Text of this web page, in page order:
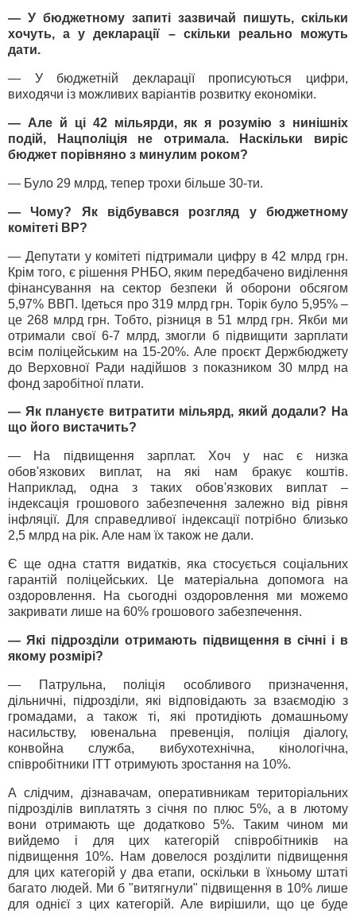
— У бюджетному запиті зазвичай пишуть, скільки
хочуть, а у декларації – скільки реально можуть
дати.
— У бюджетній декларації прописуються цифри,
виходячи із можливих варіантів розвитку економіки.
— Але й ці 42 мільярди, як я розумію з нинішніх
подій, Нацполіція не отримала. Наскільки виріс
бюджет порівняно з минулим роком?
— Було 29 млрд, тепер трохи більше 30-ти.
— Чому? Як відбувався розгляд у бюджетному
комітеті ВР?
— Депутати у комітеті підтримали цифру в 42 млрд грн.
Крім того, є рішення РНБО, яким передбачено виділення
фінансування на сектор безпеки й оборони обсягом
5,97% ВВП. Ідеться про 319 млрд грн. Торік було 5,95% –
це 268 млрд грн. Тобто, різниця в 51 млрд грн. Якби ми
отримали свої 6-7 млрд, змогли б підвищити зарплати
всім поліцейським на 15-20%. Але проєкт Держбюджету
до Верховної Ради надійшов з показником 30 млрд на
фонд заробітної плати.
— Як плануєте витратити мільярд, який додали? На
що його вистачить?
— На підвищення зарплат. Хоч у нас є низка
обов'язкових виплат, на які нам бракує коштів.
Наприклад, одна з таких обов'язкових виплат –
індексація грошового забезпечення залежно від рівня
інфляції. Для справедливої індексації потрібно близько
2,5 млрд на рік. Але нам їх також не дали.
Є ще одна стаття видатків, яка стосується соціальних
гарантій поліцейських. Це матеріальна допомога на
оздоровлення. На сьогодні оздоровлення ми можемо
закривати лише на 60% грошового забезпечення.
— Які підрозділи отримають підвищення в січні і в
якому розмірі?
— Патрульна, поліція особливого призначення,
дільничні, підрозділи, які відповідають за взаємодію з
громадами, а також ті, які протидіють домашньому
насильству, ювенальна превенція, поліція діалогу,
конвойна служба, вибухотехнічна, кінологічна,
співробітники ІТТ отримують зростання на 10%.
А слідчим, дізнавачам, оперативникам територіальних
підрозділів виплатять з січня по плюс 5%, а в лютому
вони отримають ще додатково 5%. Таким чином ми
вийдемо і для цих категорій співробітників на
підвищення 10%. Нам довелося розділити підвищення
для цих категорій у два етапи, оскільки в їхньому штаті
багато людей. Ми б "витягнули" підвищення в 10% лише
для однієї з цих категорій. Але вирішили, що це буде